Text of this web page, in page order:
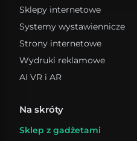
Pudełka do przechowywania
Pudełka kartonowe
Sklepy internetowe
Systemy wystawiennicze
Strony internetowe
Wydruki reklamowe
AI VR i AR
Na skróty
Sklep z gadżetami